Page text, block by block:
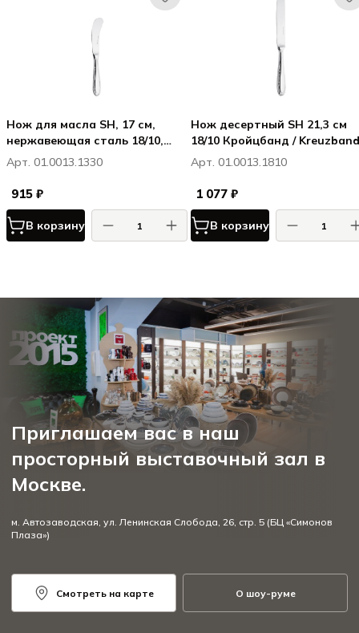
Нож для масла SH, 17 см,
нержавеющая сталь 18/10,
серия Кройцбанд / Kreuzband
Арт. 01.0013.1330
915 ₽
В корзину
Нож десертный SH 21,3 см
18/10 Кройцбанд / Kreuzband
Арт. 01.0013.1810
1 077 ₽
В корзину
Приглашаем вас в наш
просторный выставочный зал в
Москве.
м. Автозаводская, ул. Ленинская Слобода, 26, стр. 5 (БЦ «Симонов
Плаза»)
Смотреть на карте О шоу-руме